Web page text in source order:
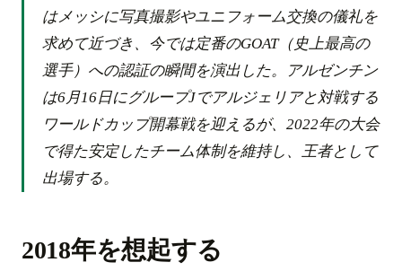
はメッシに写真撮影やユニフォーム交換の儀礼を
求めて近づき、今では定番のGOAT（史上最高の
選手）への認証の瞬間を演出した。アルゼンチン
は6月16日にグループJでアルジェリアと対戦する
ワールドカップ開幕戦を迎えるが、2022年の大会
で得た安定したチーム体制を維持し、王者として
出場する。
2018年を想起する